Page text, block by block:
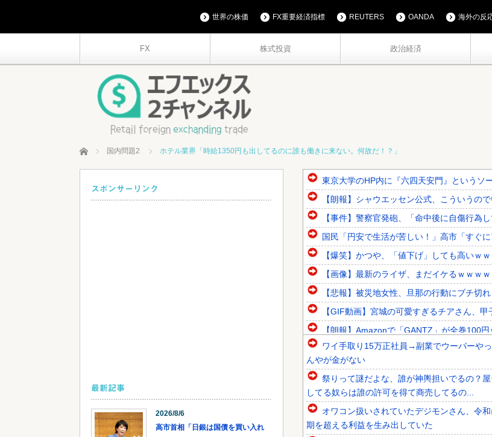
FX 株式投資 政治経済
世界の株価 FX重要経済指標 REUTERS OANDA 海外の反
ホーム 国内問題2 ホテル業界「時給1350円も出してるのに誰も働きに来ない。何故だ！？」
東京大学のHP内に『六四天安門』というソ
【朗報】シャウエッセン公式、こういうの
【事件】警察官発砲、「命中後に自傷行為
国民「円安で生活が苦しい！」高市「すぐ
【爆笑】かつや、「値下げ」しても高いｗ
【画像】最新のライザ、まだイケるｗｗｗｗ
【悲報】被災地女性、旦那の行動にブチ切
【GIF動画】宮城の可愛すぎるチアさん、
【朗報】Amazonで「GANTZ」が全巻100
韓国人「SKハイニックスが10%台の暴落！
韓国人「日本ではテーブルに肘をついては
韓国人「1592年に現代の機械化部隊がタイ
ワイ手取り15万正社員→副業でウーバーや
んやが金がない
祭りって謎だよな、誰が神輿担いでるの？
してる奴らは誰の許可を得て商売してるの...
オワコン扱いされていたデジモンさん、令
期を超える利益を生み出していた
スポンサーリンク
最新記事
2026/8/6
高市首相「日銀は国債を買い入れ